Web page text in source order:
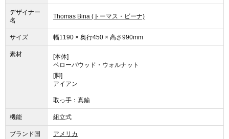
デザイナー
名
Thomas Bina (トーマス・ビーナ)
サイズ 幅1190 × 奥行450 × 高さ990mm
素材
[本体]
ペローバウッド・ウォルナット
[脚]
アイアン
取っ手：真鍮
機能 組立式
ブランド国 アメリカ